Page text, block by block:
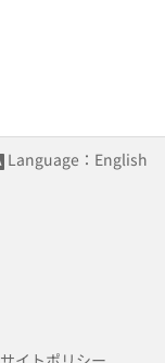
Language：English